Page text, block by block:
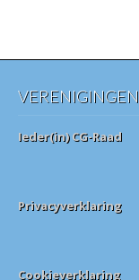
VERENIGINGEN
Ieder(in) CG-Raad
Privacyverklaring
Cookieverklaring